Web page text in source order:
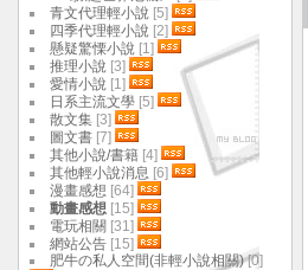
青文代理輕小說 [5]
四季代理輕小說 [2]
懸疑驚慄小說 [1]
推理小說 [3]
愛情小說 [1]
日系主流文學 [5]
散文集 [3]
圖文書 [7]
其他小說/書籍 [4]
其他輕小說消息 [6]
漫畫感想 [64]
動畫感想 [15]
電玩相關 [31]
網站公告 [15]
肥牛の私人空間(非輕小說相關)[0]